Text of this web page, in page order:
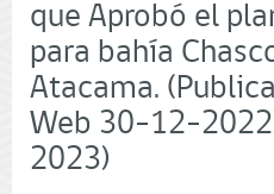
que Aprobó el
para bahía
Atacama.
Web 30-12-
2023)